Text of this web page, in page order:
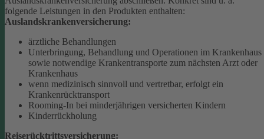
folgende Leistungen in den Produkten enthalten:
Auslandskrankenversicherung:
ärztliche Behandlungen
Unterbringung, Behandlung und Operationen im Krankenhaus
sowie notwendige Krankentransporte zum nächsten Arzt oder
Krankenhaus
wenn medizinisch sinnvoll und vertretbar, erfolgt ein
Krankenrücktransport
Rooming-In bei minderjährigen versicherten Kindern
Kinderrückholung
Reiserücktrittsversicherung: